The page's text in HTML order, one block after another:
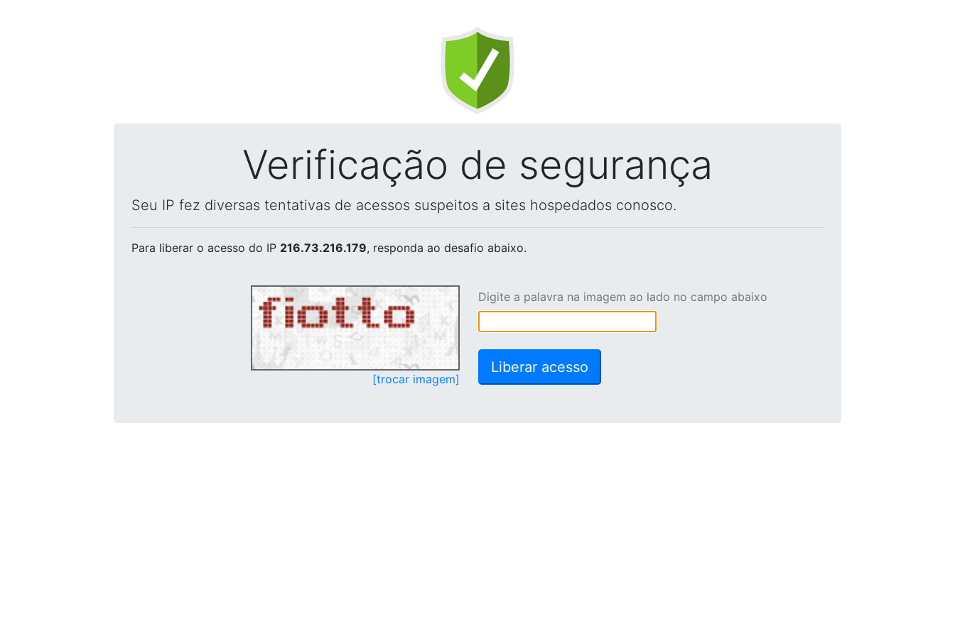
Verificação de segurança
Seu IP fez diversas tentativas de acessos suspeitos a sites hospedados conosco.
Para liberar o acesso do IP 216.73.216.179, responda ao desafio abaixo.
[trocar imagem]
Digite a palavra na imagem ao lado no campo abaixo